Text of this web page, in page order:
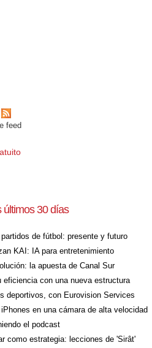
feed
últimos 30 días
de fútbol: presente y futuro
KAI: IA para entretenimiento
la apuesta de Canal Sur
eficiencia con una nueva estructura
deportivos, con Eurovision Services
en una cámara de alta velocidad
el podcast
como estrategia: lecciones de 'Sirât'